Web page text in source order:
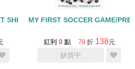
SHIP/L1MY FIRST SOCCER GAME/
紅利 0 點 79 折 138元
缺貨中